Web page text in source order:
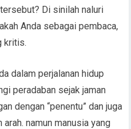
Di sinilah naluri
Anda sebagai pembaca,
kritis.
dalam perjalanan hidup
peradaban sejak jaman
dengan “penentu” dan juga
arah. namun manusia yang